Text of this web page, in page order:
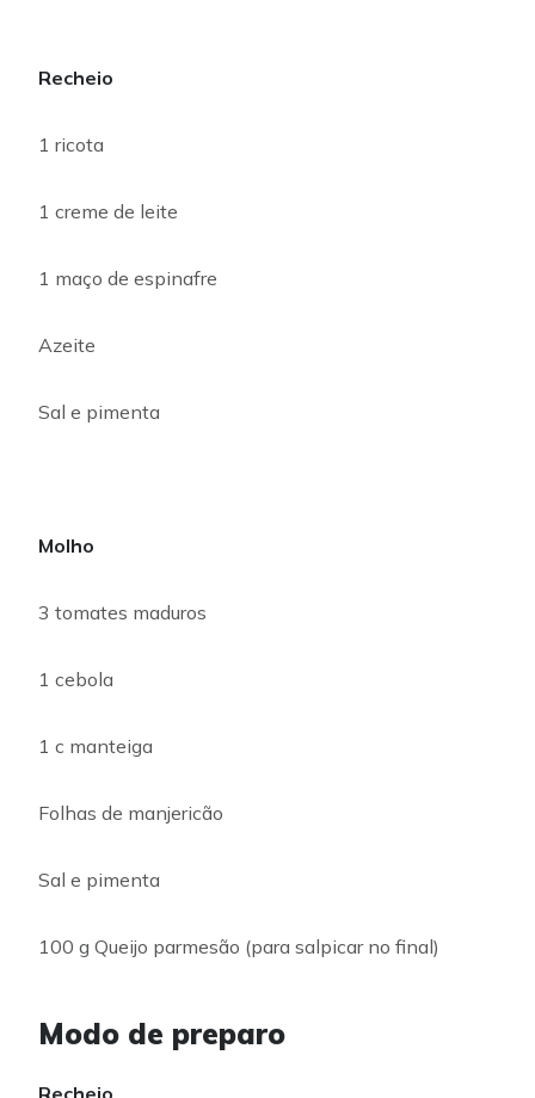
Recheio
1 ricota
1 creme de leite
1 maço de espinafre
Azeite
Sal e pimenta
Molho
3 tomates maduros
1 cebola
1 c manteiga
Folhas de manjericão
Sal e pimenta
100 g Queijo parmesão (para salpicar no final)
Modo de preparo